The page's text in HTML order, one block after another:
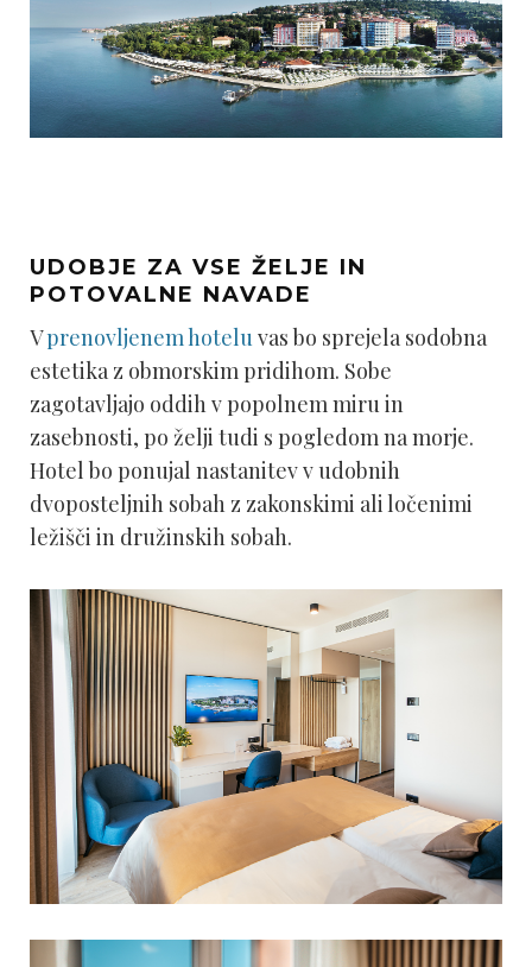
UDOBJE ZA VSE ŽELJE IN
POTOVALNE NAVADE
Vprenovljenem hotelu vas bo sprejela sodobna
estetika z obmorskim pridihom. Sobe
zagotavljajo oddih v popolnem miru in
zasebnosti, po želji tudi s pogledom na morje.
Hotel bo ponujal nastanitev v udobnih
dvoposteljnih sobah z zakonskimi ali ločenimi
ležišči in družinskih sobah.